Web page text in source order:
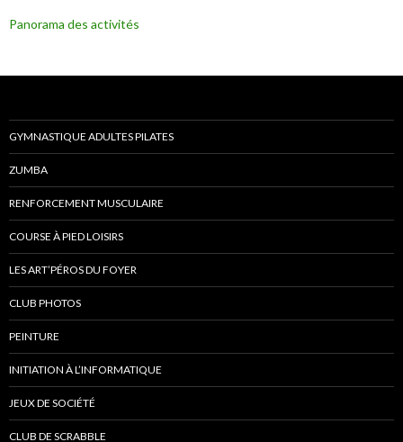
Panorama des activités
GYMNASTIQUE ADULTES PILATES
ZUMBA
RENFORCEMENT MUSCULAIRE
COURSE À PIED LOISIRS
LES ART’PÉROS DU FOYER
CLUB PHOTOS
PEINTURE
INITIATION À L’INFORMATIQUE
JEUX DE SOCIÉTÉ
CLUB DE SCRABBLE